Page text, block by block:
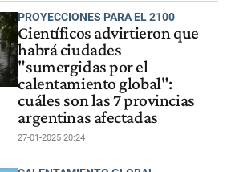
PROYECCIONES PARA EL 2100
Científicos advirtieron que
habrá ciudades
"sumergidas por el
calentamiento global":
cuáles son las 7 provincias
argentinas afectadas
27-01-2025 20:24